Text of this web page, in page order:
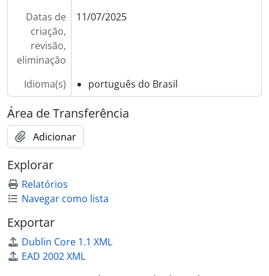
Datas de
criação,
revisão,
eliminação
11/07/2025
Idioma(s) português do Brasil
Área de Transferência
Adicionar
Explorar
Relatórios
Navegar como lista
Exportar
Dublin Core 1.1 XML
EAD 2002 XML